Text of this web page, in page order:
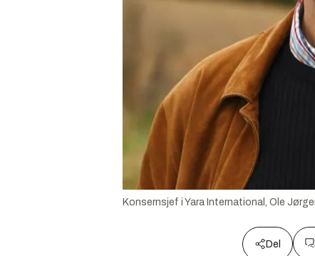
Konsernsjef i Yara International, Ole
Del